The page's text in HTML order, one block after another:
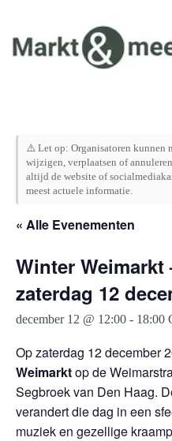
inhoud
⚠️ Let op: Organisatoren kunnen
wijzigen, verplaatsen of
altijd de website of
meest actuele informatie.
« Alle Evenementen
Winter Weimarkt
zaterdag 12
december 12 @ 12:00 - 18:00
Op zaterdag 12 december
Weimarktop de
Segbroek van Den Haag.
verandert die dag in een
muziek en gezellige